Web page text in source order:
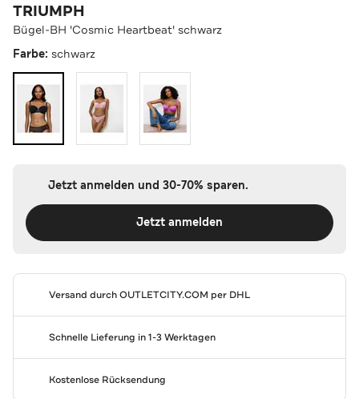
TRIUMPH
Bügel-BH 'Cosmic Heartbeat' schwarz
Farbe: schwarz
Jetzt anmelden und 30-70% sparen.
Jetzt anmelden
Versand durchOUTLETCITY.COM per DHL
Schnelle Lieferung in 1-3 Werktagen
Kostenlose Rücksendung